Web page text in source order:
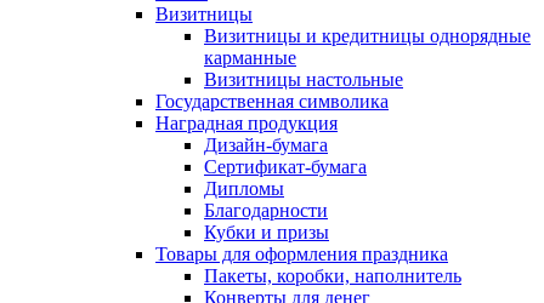
Визитницы
Визитницы и кредитницы однорядные
карманные
Визитницы настольные
Государственная символика
Наградная продукция
Дизайн-бумага
Сертификат-бумага
Дипломы
Благодарности
Кубки и призы
Товары для оформления праздника
Пакеты, коробки, наполнитель
Конверты для денег